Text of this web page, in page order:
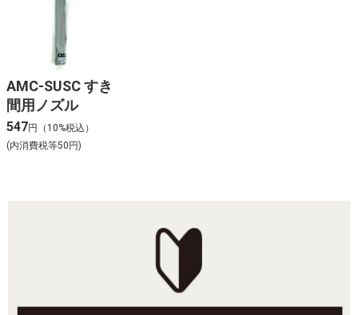
AMC-SUSC すき
間用ノズル
547円（10%税込）
(内消費税等50円)